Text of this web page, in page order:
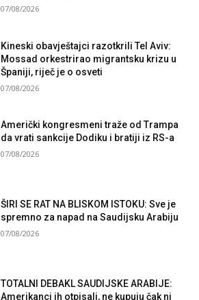
07/08/2026
Kineski obavještajci razotkrili Tel Aviv:
Mossad orkestrirao migrantsku krizu u
Španiji, riječ je o osveti
07/08/2026
Američki kongresmeni traže od Trampa
da vrati sankcije Dodiku i bratiji iz RS-a
07/08/2026
ŠIRI SE RAT NA BLISKOM ISTOKU: Sve je
spremno za napad na Saudijsku Arabiju
07/08/2026
TOTALNI DEBAKL SAUDIJSKE ARABIJE:
Amerikanci ih otpisali, ne kupuju čak ni